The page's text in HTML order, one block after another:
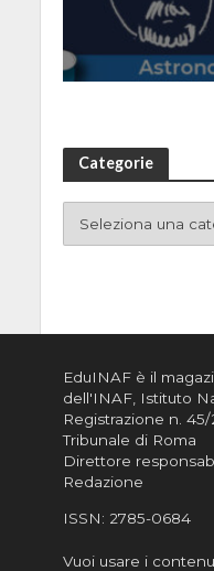
Categorie
EduINAF è il
dell'INAF, Istituto
Registrazione n.
Tribunale di Roma
Direttore
Redazione
ISSN: 2785-0684
Vuoi usare i